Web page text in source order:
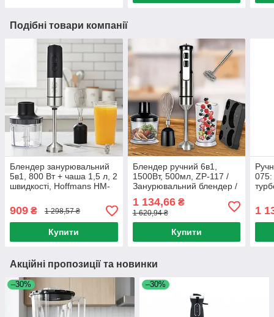
Подібні товари компанії
Блендер занурювальний
5в1, 800 Вт + чаша 1,5 л, 2
швидкості, Hoffmans HM-
подрібнювач / Ручний
блендер
909 ₴ 1 298,57 ₴
Купити
Блендер ручний 6в1,
1500Вт, 500мл, ZP-117 /
Занурювальний блендер /
Занурювальний міксер
1 134,66₴
1 620,94 ₴
Купити
075:
1
Акційні пропозиції та новинки
–30% –30%